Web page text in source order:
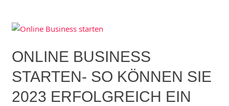
aufbauen:
Geld
und
finanzielle
ONLINE BUSINESS
STARTEN- SO KÖNNEN SIE
2023 ERFOLGREICH EIN